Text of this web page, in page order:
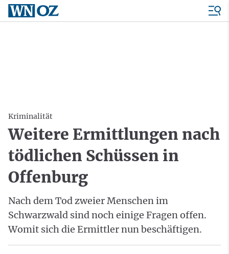
Kriminalität
Weitere Ermittlungen nach
tödlichen Schüssen in
Offenburg
Nach dem Tod zweier Menschen im
Schwarzwald sind noch einige Fragen offen.
Womit sich die Ermittler nun beschäftigen.